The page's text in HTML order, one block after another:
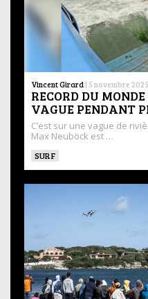
Vincent Girard | 5 novembre 2025
RECORD DU
VAGUE PENDANT
C’est sur une vague de
Max Neuböck est …
SURF